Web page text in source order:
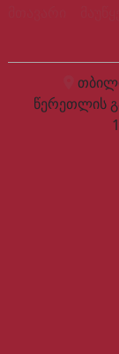
წერეთლის